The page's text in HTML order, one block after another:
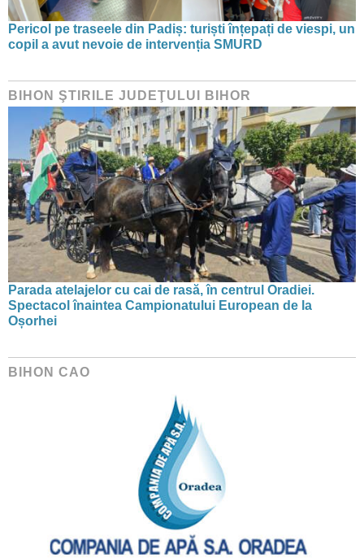
Pericol pe traseele din Padiș: turiști înțepați de viespi, un
copil a avut nevoie de intervenția SMURD
BIHON ŞTIRILE JUDEŢULUI BIHOR
Parada atelajelor cu cai de rasă, în centrul Oradiei.
Spectacol înaintea Campionatului European de la
Oșorhei
BIHON CAO